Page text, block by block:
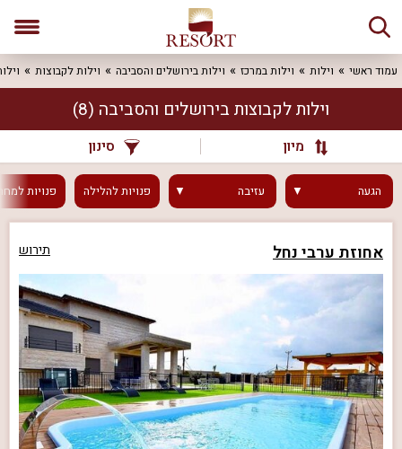
עמוד ראשי וילות וילות במרכז וילות בירושלים והסביבה וילות לקבוצות
וילות לקבוצות בירושלים והסביבה (8)
מיון סינון
הגעה עזיבה פנויותלהלילה פנויות
אחוזת ערבי נחל תירוש